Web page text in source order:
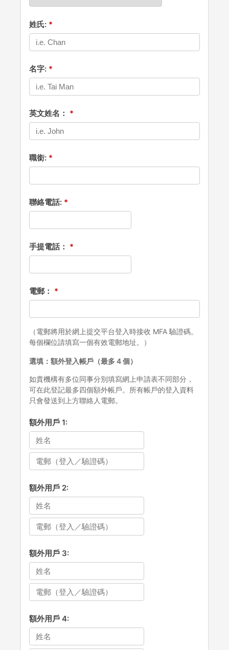
姓氏:
名字:
英文姓名：
職銜:
聯絡電話:
手提電話：
電郵：
（電郵將用於網上提交平台登入時接收 MFA 驗證碼。
每個欄位請填寫一個有效電郵地址。）
選填：額外登入帳戶（最多 4 個）
如貴機構有多位同事分別填寫網上申請表不同部分，
可在此登記最多四個額外帳戶。所有帳戶的登入資料
只會發送到上方聯絡人電郵。
額外用戶 1:
額外用戶 2:
額外用戶 3:
額外用戶 4: